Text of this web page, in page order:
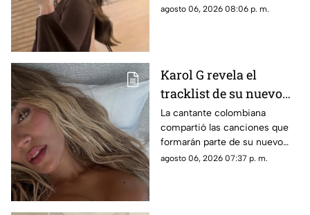
corridos tumbados.
agosto 06, 2026 08:06 p. m.
Karol G revela el
tracklist de su nuevo
álbum antes de su
lanzamiento; esta es la
lista completa
La cantante colombiana
compartió las canciones que
formarán parte de su nuevo
material de estudio,
agosto 06, 2026 07:37 p. m.